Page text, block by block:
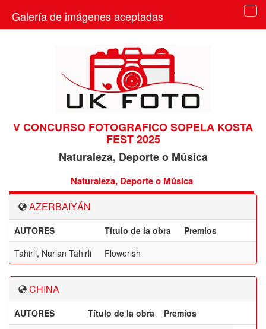
Galería de imágenes aceptadas
V CONCURSO FOTOGRAFICO SOPELA KOSTA
FEST 2025
Naturaleza, Deporte o Música
Naturaleza, Deporte o Música
AZERBAIYÁN
AUTORES Título de la obra
Premios
Tahirli, Nurlan Tahirli
Flowerish
CHINA
AUTORES Título de la obra
Premios